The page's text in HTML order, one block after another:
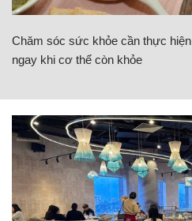
Chăm sóc sức khỏe cần thực hiện
ngay khi cơ thể còn khỏe